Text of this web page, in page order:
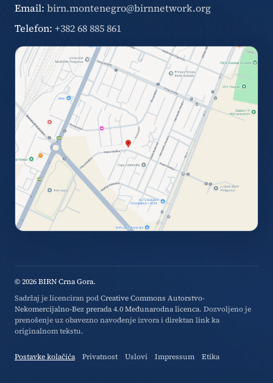
Email: birn.montenegro@birnnetwork.org
Telefon: +382 68 885 861
© 2026 BIRN Crna Gora.
Sadržaj je licenciran podCreative Commons Autorstvo-
Nekomercijalno-Bez prerada 4.0 Međunarodna licenca. Dozvoljeno je
prenošenje uz obavezno navođenje izvora i direktan link ka
originalnom tekstu.
Postavke kolačića Privatnost Uslovi Impressum Etika